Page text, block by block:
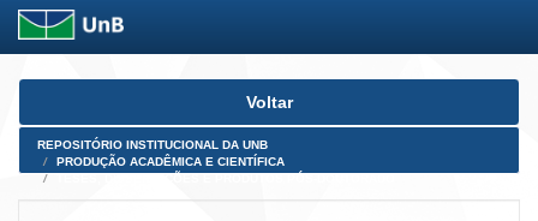
Skip
Voltar
REPOSITÓRIO INSTITUCIONAL DA UNB
PRODUÇÃO ACADÊMICA E CIENTÍFICA